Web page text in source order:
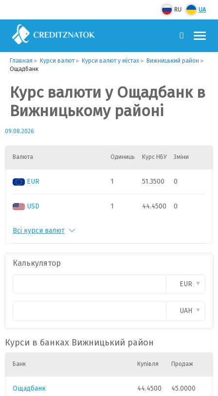
RU UA
Главная Курси валют Курси валют у містах
Вижницький район
Ощадбанк
Курс валюти у Ощадбанк в
Вижницькому районі
09.08.2026
Валюта Одиниць Курс НБУ Зміни
EUR 1 51.3500 0
USD 1 44.4500 0
PLN
Всі курси валют
Калькулятор
EUR
UAH
Курси в банках Вижницький район
Банк Купівля Продаж
Ощадбанк 44.4500 45.0000